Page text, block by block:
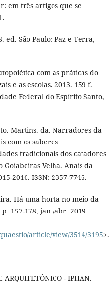
em três artigos que se
ed. São Paulo: Paz e Terra,
com as práticas do
e as escolas. 2013. 159 f.
Federal do Espírito Santo,
Martins. da. Narradores da
com os saberes
tradicionais dos catadores
Velha. Anais da
2016. ISSN: 2357-7746.
Há uma horta no meio da
p. 157-178, jan./abr. 2019.
article/view/3514/3195>.
ARQUITETÔNICO - IPHAN.